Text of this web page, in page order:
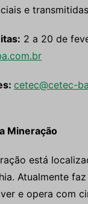
e
2 a 20 de
cetec@cetec-
Mineração
está
Atualmente
e opera com